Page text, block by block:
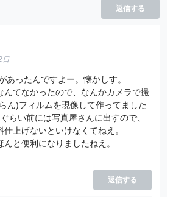
返信する
日
あったんですよー。懐かしす。
んてなかったので、なんかカメラで撮
ん)フィルムを現像して作ってました
らい前には写真屋さんに出すので、
上げないといけなくてねえ。
と便利になりましたねえ。
返信する